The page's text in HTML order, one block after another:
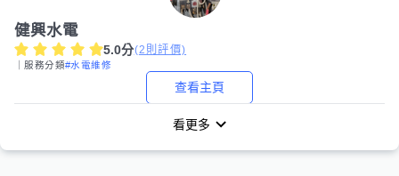
健興水電
5.0分(2 則評價)
｜服務分類#水電維修
查看主頁
看更多